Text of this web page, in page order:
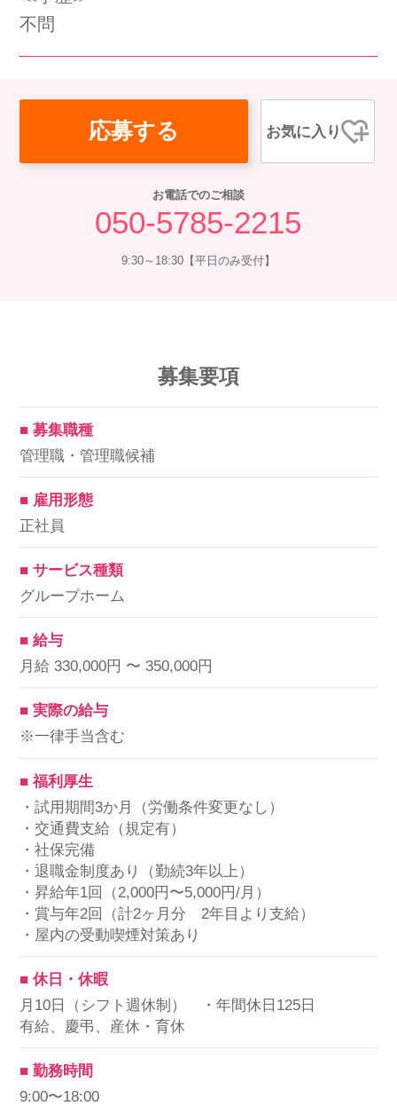
不問
応募する お気に入り
お電話でのご相談
050-5785-2215
9:30～18:30【平日のみ受付】
募集要項
■ 募集職種
管理職・管理職候補
■ 雇用形態
正社員
■ サービス種類
グループホーム
■ 給与
月給 330,000円 〜 350,000円
■ 実際の給与
※一律手当含む
■ 福利厚生
・試用期間3か月（労働条件変更なし）
・交通費支給（規定有）
・社保完備
・退職金制度あり（勤続3年以上）
・昇給年1回（2,000円〜5,000円/月）
・賞与年2回（計2ヶ月分 2年目より支給）
・屋内の受動喫煙対策あり
■ 休日・休暇
月10日（シフト週休制） ・年間休日125日
有給、慶弔、産休・育休
■ 勤務時間
9:00〜18:00